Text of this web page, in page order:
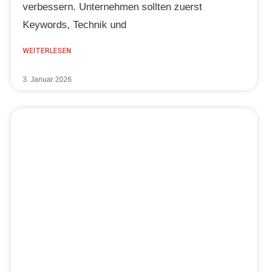
verbessern. Unternehmen sollten zuerst
Keywords, Technik und
WEITERLESEN
3. Januar 2026